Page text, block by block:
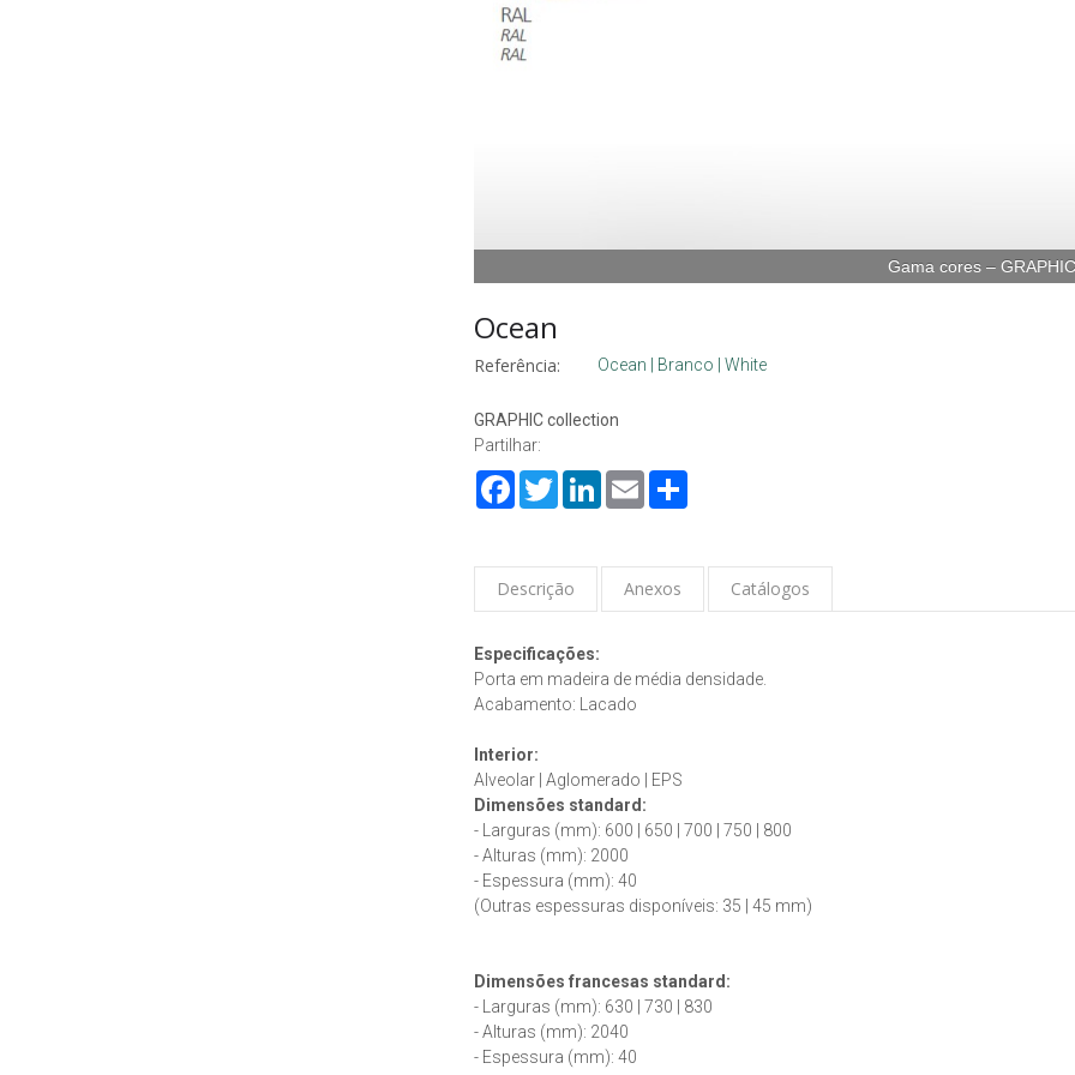
Gama cores – GRAPHIC
Ocean
Referência: Ocean | Branco | White
GRAPHIC collection
Partilhar:
FacebookTwitterLinkedInEmail Share
Descrição Anexos Catálogos
Especificações:
Porta em madeira de média densidade.
Acabamento: Lacado
Interior:
Alveolar | Aglomerado | EPS
Dimensões standard:
- Larguras (mm): 600 | 650 | 700 | 750 | 800
- Alturas (mm): 2000
- Espessura (mm): 40
(Outras espessuras disponíveis: 35 | 45 mm)
Dimensões francesas standard:
- Larguras (mm): 630 | 730 | 830
- Alturas (mm): 2040
- Espessura (mm): 40